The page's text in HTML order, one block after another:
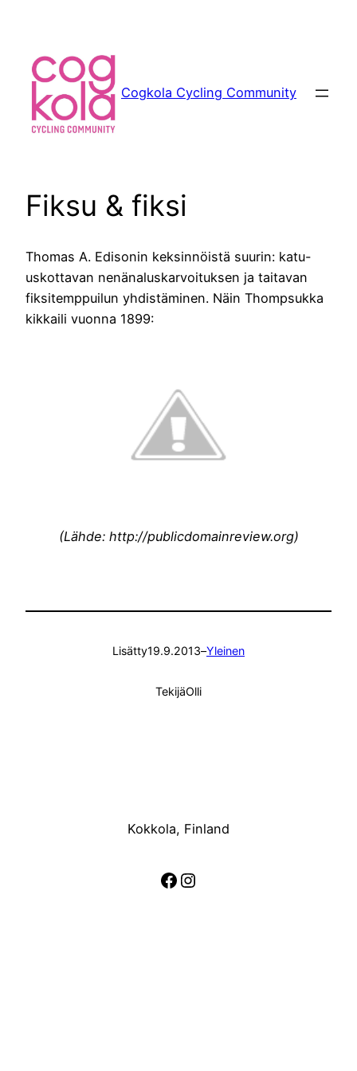
Cogkola Cycling Community
Fiksu & fiksi
Thomas A. Edisonin keksinnöistä suurin: katu-
uskottavan nenänaluskarvoituksen ja taitavan
fiksitemppuilun yhdistäminen. Näin Thompsukka
kikkaili vuonna 1899:
(Lähde: http://publicdomainreview.org)
Lisätty19.9.2013–Yleinen
TekijäOlli
Kokkola, Finland
Facebook
Instagram